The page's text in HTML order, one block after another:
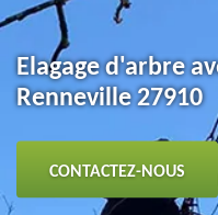
Elagage d'arbre
Renneville 27910
CONTACTEZ-NOUS